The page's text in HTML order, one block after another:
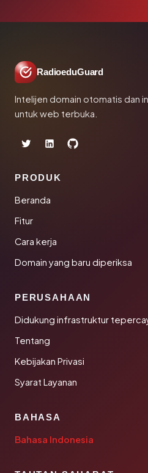
RadioeduGuard
Intelijen domain otomatis dan
untuk web terbuka.
PRODUK
Beranda
Fitur
Cara kerja
Domain yang baru diperiksa
PERUSAHAAN
Didukung infrastruktur
Tentang
Kebijakan Privasi
Syarat Layanan
BAHASA
Bahasa Indonesia